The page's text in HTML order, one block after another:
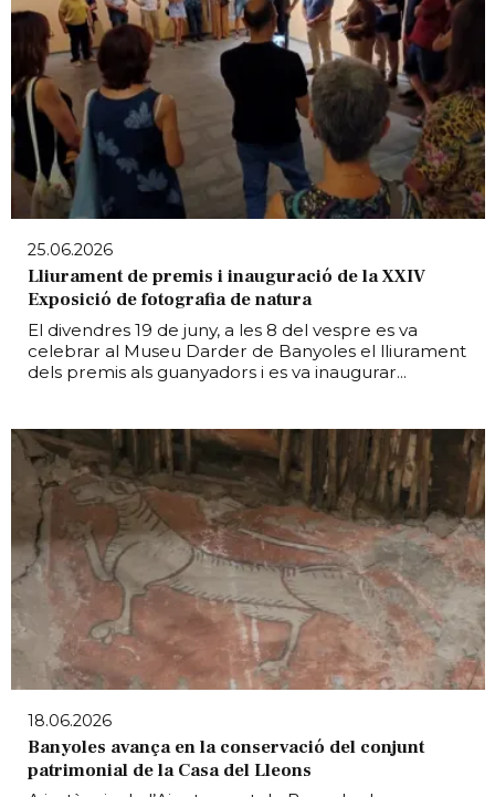
25.06.2026
Lliurament de premis i inauguració de la XXIV
Exposició de fotografia de natura
El divendres 19 de juny, a les 8 del vespre es va
celebrar al Museu Darder de Banyoles el lliurament
dels premis als guanyadors i es va inaugurar...
18.06.2026
Banyoles avança en la conservació del conjunt
patrimonial de la Casa del Lleons